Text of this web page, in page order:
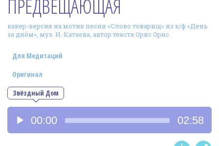
Фотогалерея
In English
Видео
Ииссиидиология
Номера песен
ПРЕДВЕЩАЮЩАЯ
кавер-версия на мотив песни «Слово товарищ» из к/ф «День
за днём», муз. И. Катаева, автор текста Орис Орис
Звёздный Дом
Для Медитаций
Оригинал
Аудиоплеер
00:00 02:58